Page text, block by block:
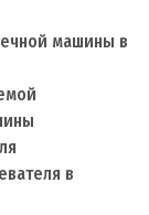
машины в
в